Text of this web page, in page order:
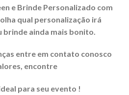
e Brinde Personalizado com
qual personalização irá
ainda mais bonito.
entre em contato conosco
encontre
para seu evento !